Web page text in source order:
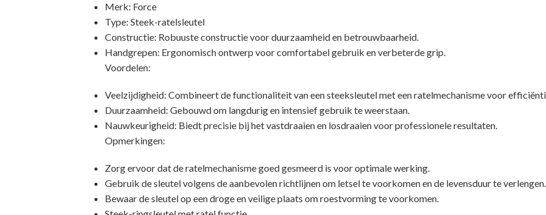
Merk: Force
Type: Steek-ratelsleutel
Constructie: Robuuste constructie voor duurzaamheid en betrouwbaarheid.
Handgrepen: Ergonomisch ontwerp voor comfortabel gebruik en verbeterde grip.
Voordelen:
Veelzijdigheid: Combineert de functionaliteit van een steeksleutel met een ratelmechanisme voor
Duurzaamheid: Gebouwd om langdurig en intensief gebruik te weerstaan.
Nauwkeurigheid: Biedt precisie bij het vastdraaien en losdraaien voor professionele resultaten.
Opmerkingen:
Zorg ervoor dat de ratelmechanisme goed gesmeerd is voor optimale werking.
Gebruik de sleutel volgens de aanbevolen richtlijnen om letsel te voorkomen en de levensduur te verlengen.
Bewaar de sleutel op een droge en veilige plaats om roestvorming te voorkomen.